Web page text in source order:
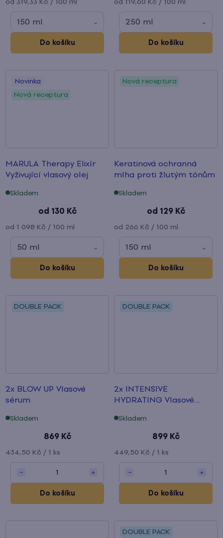
cena:
od 319,33 Kč / 100 ml
150 ml
Do košíku
cena:
od 119,60 Kč / 100 ml
250 ml
Do košíku
Novinka
Nová receptura
MARULA Therapy Elixír
Vyživující vlasový olej
Skladem
od 130 Kč
Měrná
cena:
od 1 098 Kč / 100 ml
50 ml
Do košíku
Nová receptura
Keratinová ochranná
mlha proti žlutým tónům
Skladem
od 129 Kč
Měrná
cena:
od 266 Kč / 100 ml
150 ml
Do košíku
DOUBLE PACK
2x BLOW UP Vlasové
sérum
Skladem
869 Kč
Měrná
cena:
434,50 Kč / 1 ks
− 1 +
Do košíku
DOUBLE PACK
2x INTENSIVE
HYDRATING Vlasové
Skladem
899 Kč
Měrná
cena:
449,50 Kč / 1 ks
− 1 +
Do košíku
DOUBLE PACK